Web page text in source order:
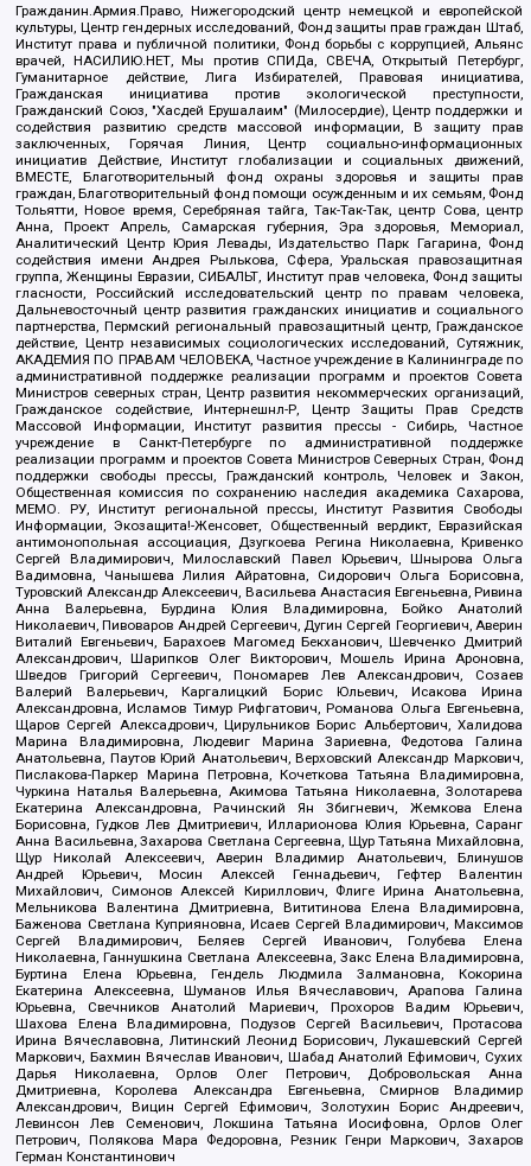
Гражданин.Армия.Право, Нижегородский центр немецкой и европейской
культуры, Центр гендерных исследований, Фонд защиты прав граждан Штаб,
Институт права и публичной политики, Фонд борьбы с коррупцией, Альянс
врачей, НАСИЛИЮ.НЕТ, Мы против СПИДа, СВЕЧА, Открытый Петербург,
Гуманитарное действие, Лига Избирателей, Правовая инициатива,
Гражданская инициатива против экологической преступности,
Гражданский Союз, "Хасдей Ерушалаим" (Милосердие), Центр поддержки и
содействия развитию средств массовой информации, В защиту прав
заключенных, Горячая Линия, Центр социально-информационных
инициатив Действие, Институт глобализации и социальных движений,
ВМЕСТЕ, Благотворительный фонд охраны здоровья и защиты прав
граждан, Благотворительный фонд помощи осужденным и их семьям, Фонд
Тольятти, Новое время, Серебряная тайга, Так-Так-Так, центр Сова, центр
Анна, Проект Апрель, Самарская губерния, Эра здоровья, Мемориал,
Аналитический Центр Юрия Левады, Издательство Парк Гагарина, Фонд
содействия имени Андрея Рылькова, Сфера, Уральская правозащитная
группа, Женщины Евразии, СИБАЛЬТ, Институт прав человека, Фонд защиты
гласности, Российский исследовательский центр по правам человека,
Дальневосточный центр развития гражданских инициатив и социального
партнерства, Пермский региональный правозащитный центр, Гражданское
действие, Центр независимых социологических исследований, Сутяжник,
АКАДЕМИЯ ПО ПРАВАМ ЧЕЛОВЕКА, Частное учреждение в Калининграде по
административной поддержке реализации программ и проектов Совета
Министров северных стран, Центр развития некоммерческих организаций,
Гражданское содействие, Интернешнл-Р, Центр Защиты Прав Средств
Массовой Информации, Институт развития прессы - Сибирь, Частное
учреждение в Санкт-Петербурге по административной поддержке
реализации программ и проектов Совета Министров Северных Стран, Фонд
поддержки свободы прессы, Гражданский контроль, Человек и Закон,
Общественная комиссия по сохранению наследия академика Сахарова,
МЕМО. РУ, Институт региональной прессы, Институт Развития Свободы
Информации, Экозащита!-Женсовет, Общественный вердикт, Евразийская
антимонопольная ассоциация, Дзугкоева Регина Николаевна, Кривенко
Сергей Владимирович, Милославский Павел Юрьевич, Шнырова Ольга
Вадимовна, Чанышева Лилия Айратовна, Сидорович Ольга Борисовна,
Туровский Александр Алексеевич, Васильева Анастасия Евгеньевна, Ривина
Анна Валерьевна, Бурдина Юлия Владимировна, Бойко Анатолий
Николаевич, Пивоваров Андрей Сергеевич, Дугин Сергей Георгиевич, Аверин
Виталий Евгеньевич, Барахоев Магомед Бекханович, Шевченко Дмитрий
Александрович, Шарипков Олег Викторович, Мошель Ирина Ароновна,
Шведов Григорий Сергеевич, Пономарев Лев Александрович, Созаев
Валерий Валерьевич, Каргалицкий Борис Юльевич, Исакова Ирина
Александровна, Исламов Тимур Рифгатович, Романова Ольга Евгеньевна,
Щаров Сергей Алексадрович, Цирульников Борис Альбертович, Халидова
Марина Владимировна, Людевиг Марина Зариевна, Федотова Галина
Анатольевна, Паутов Юрий Анатольевич, Верховский Александр Маркович,
Пислакова-Паркер Марина Петровна, Кочеткова Татьяна Владимировна,
Чуркина Наталья Валерьевна, Акимова Татьяна Николаевна, Золотарева
Екатерина Александровна, Рачинский Ян Збигневич, Жемкова Елена
Борисовна, Гудков Лев Дмитриевич, Илларионова Юлия Юрьевна, Саранг
Анна Васильевна, Захарова Светлана Сергеевна, Щур Татьяна Михайловна,
Щур Николай Алексеевич, Аверин Владимир Анатольевич, Блинушов
Андрей Юрьевич, Мосин Алексей Геннадьевич, Гефтер Валентин
Михайлович, Симонов Алексей Кириллович, Флиге Ирина Анатольевна,
Мельникова Валентина Дмитриевна, Вититинова Елена Владимировна,
Баженова Светлана Куприяновна, Исаев Сергей Владимирович, Максимов
Сергей Владимирович, Беляев Сергей Иванович, Голубева Елена
Николаевна, Ганнушкина Светлана Алексеевна, Закс Елена Владимировна,
Буртина Елена Юрьевна, Гендель Людмила Залмановна, Кокорина
Екатерина Алексеевна, Шуманов Илья Вячеславович, Арапова Галина
Юрьевна, Свечников Анатолий Мариевич, Прохоров Вадим Юрьевич,
Шахова Елена Владимировна, Подузов Сергей Васильевич, Протасова
Ирина Вячеславовна, Литинский Леонид Борисович, Лукашевский Сергей
Маркович, Бахмин Вячеслав Иванович, Шабад Анатолий Ефимович, Сухих
Дарья Николаевна, Орлов Олег Петрович, Добровольская Анна
Дмитриевна, Королева Александра Евгеньевна, Смирнов Владимир
Александрович, Вицин Сергей Ефимович, Золотухин Борис Андреевич,
Левинсон Лев Семенович, Локшина Татьяна Иосифовна, Орлов Олег
Петрович, Полякова Мара Федоровна, Резник Генри Маркович, Захаров
Герман Константинович